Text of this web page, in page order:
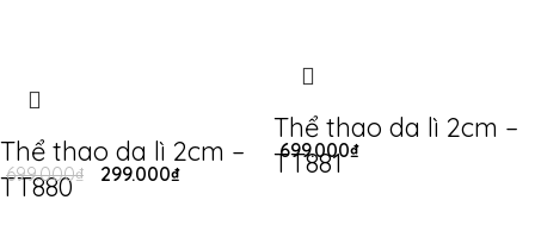
Thể thao da lì 2cm –
TT880
699.000₫ 299.000₫
Thể thao da lì 2cm –
TT881
699.000₫